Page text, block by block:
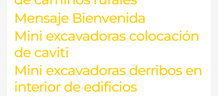
Mensaje Bienvenida
Mini excavadoras colocación
de caviti
Mini excavadoras derribos en
interior de edificios